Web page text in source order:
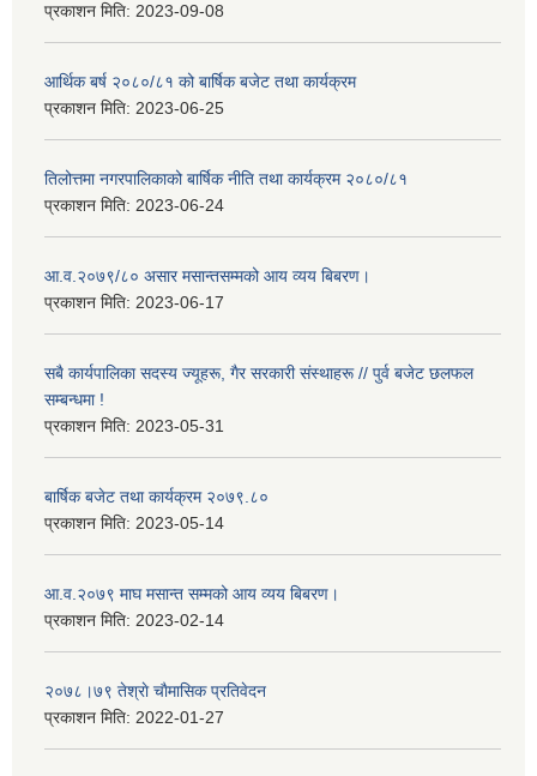
प्रकाशन मिति: 2023-09-08
आर्थिक बर्ष २०८०/८१ को बार्षिक बजेट तथा कार्यक्रम
प्रकाशन मिति: 2023-06-25
तिलोत्तमा नगरपालिकाको बार्षिक नीति तथा कार्यक्रम २०८०/८१
प्रकाशन मिति: 2023-06-24
आ.व.२०७९/८० असार मसान्तसम्मको आय व्यय बिबरण।
प्रकाशन मिति: 2023-06-17
सबै कार्यपालिका सदस्य ज्यूहरू, गैर सरकारी संस्थाहरू // पुर्व बजेट छलफल
सम्बन्धमा !
प्रकाशन मिति: 2023-05-31
बार्षिक बजेट तथा कार्यक्रम २०७९.८०
प्रकाशन मिति: 2023-05-14
आ.व.२०७९ माघ मसान्त सम्मको आय व्यय बिबरण।
प्रकाशन मिति: 2023-02-14
२०७८।७९ तेश्राे चाैमासिक प्रतिवेदन
प्रकाशन मिति: 2022-01-27